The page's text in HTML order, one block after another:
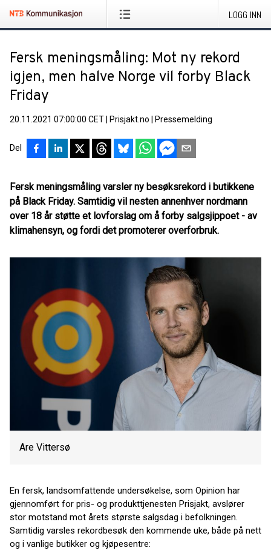
LOGG INN
Fersk meningsmåling: Mot ny rekord
igjen, men halve Norge vil forby Black
Friday
20.11.2021 07:00:00 CET Prisjakt.no Pressemelding
Del
Fersk meningsmåling varsler ny besøksrekord i butikkene
på Black Friday. Samtidig vil nesten annenhver nordmann
over 18 år støtte et lovforslag om å forby salgsjippoet - av
klimahensyn, og fordi det promoterer overforbruk.
Are Vittersø
En fersk, landsomfattende undersøkelse, som Opinion har
gjennomført for pris- og produkttjenesten Prisjakt, avslører
stor motstand mot årets største salgsdag i befolkningen.
Samtidig varsles rekordbesøk den kommende uke, både på nett
og i vanlige butikker og kjøpesentre: